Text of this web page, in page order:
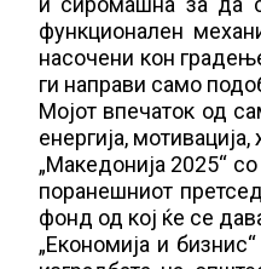
функционален
насочени кон
ги направи само
Мојот впечаток од
енергија,
„Македонија 2025“
поранешниот
фонд од кој ќе се
„Економија и